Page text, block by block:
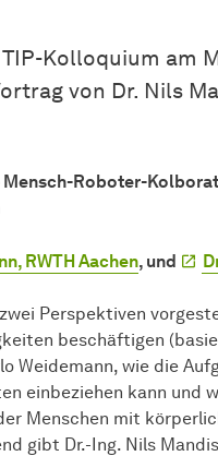
Kolloquium am
von Dr. Nils
Mensch-Roboter-
RWTH Aachen, und
Perspektiven
beschäftigen
Weidemann, wie die
einbeziehen kann und
Menschen mit
gibt Dr.-Ing. Nils